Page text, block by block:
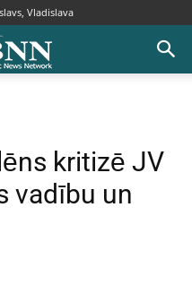
Vladislava
kritizē JV
vadību un